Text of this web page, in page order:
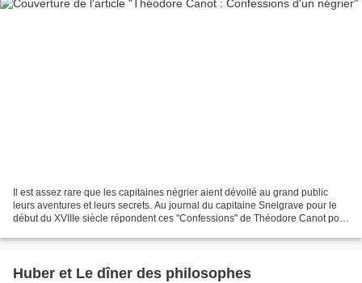
Il est assez rare que les capitaines négrier aient dévoilé au grand public
leurs aventures et leurs secrets. Au journal du capitaine Snelgrave pour le
début du XVIIIe siècle répondent ces "Confessions" de Théodore Canot pour
Huber et Le dîner des philosophes